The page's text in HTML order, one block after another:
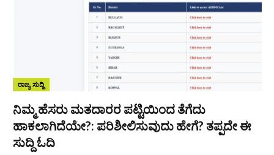
ರಾಜ್ಯ ಸುದ್ದಿ
ನಿಮ್ಮ ಹೆಸರು ಮತದಾರರ ಪಟ್ಟಿಯಿಂದ ತೆಗೆದು
ಹಾಕಲಾಗಿದೆಯೇ?: ಪರಿಶೀಲಿಸುವುದು ಹೇಗೆ? ತಪ್ಪದೇ ಈ
ಸುದ್ದಿ ಓದಿ